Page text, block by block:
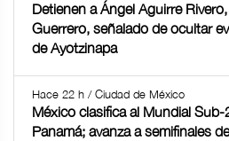
Detienen a Ángel Aguirre
Guerrero, señalado de ocultar
de Ayotzinapa
Hace 22 h / Ciudad de México
México clasifica al Mundial
Panamá; avanza a semifinales